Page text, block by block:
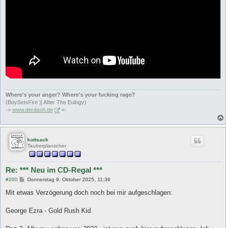
Where's your anger? Where's your fucking rage?
(BoySetsFire || After The Eulogy)
-> www.derdash.de <-
kottsack
Tauberplanscher
Re: *** Neu im CD-Regal ***
#200
B
i
a
Donnerstag 9. Oktober 2025, 11:36
Mit etwas Verzögerung doch noch bei mir aufgeschlagen:
George Ezra - Gold Rush Kid